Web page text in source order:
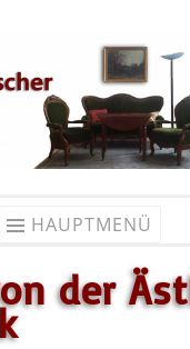
HAUPTMENÜ
der